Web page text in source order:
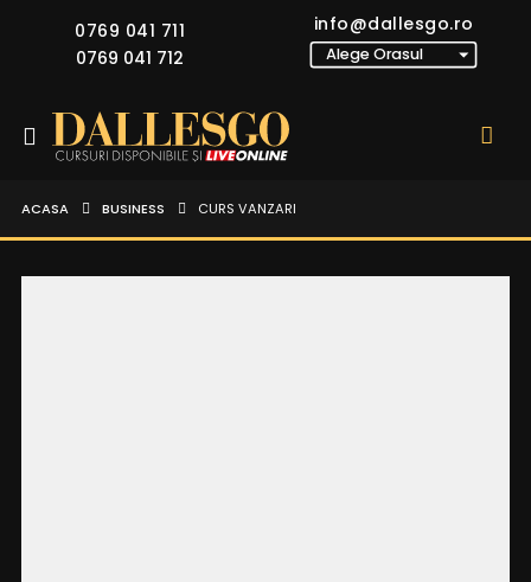
0769 041 711
0769 041 712
info@dallesgo.ro
ACASA BUSINESS CURS VANZARI